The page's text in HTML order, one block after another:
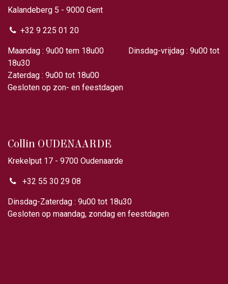
Kalandeberg 5 - 9000 Gent​
+32 9 225 01 20
Maandag : 9u00 tem 18u00 Dinsdag-vrijdag : 9u00 tot
18u30
Zaterdag : 9u00 tot 18u00
Gesloten op zon- en feestdagen
Collin OUDENAARDE
Krekelput 17 - 9700 Oudenaarde
+32 55 30 29 08
Dinsdag-Zaterdag : 9u00 tot 18u30
Gesloten op maandag, zondag en feestdagen